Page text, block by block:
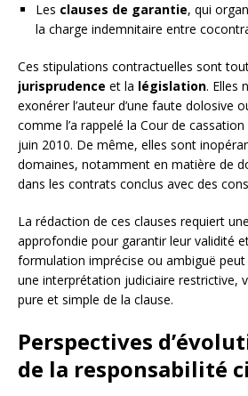
Les clauses de garantie, qui
la charge indemnitaire entre
Ces stipulations contractuelles sont
jurisprudence et la législation. Elles
exonérer l’auteur d’une faute dolosive
comme l’a rappelé la Cour de
juin 2010. De même, elles sont
domaines, notamment en matière de
dans les contrats conclus avec des
La rédaction de ces clauses requiert
approfondie pour garantir leur validité
formulation imprécise ou ambiguë
une interprétation judiciaire restrictive,
pure et simple de la clause.
Perspectives
de la responsabilité